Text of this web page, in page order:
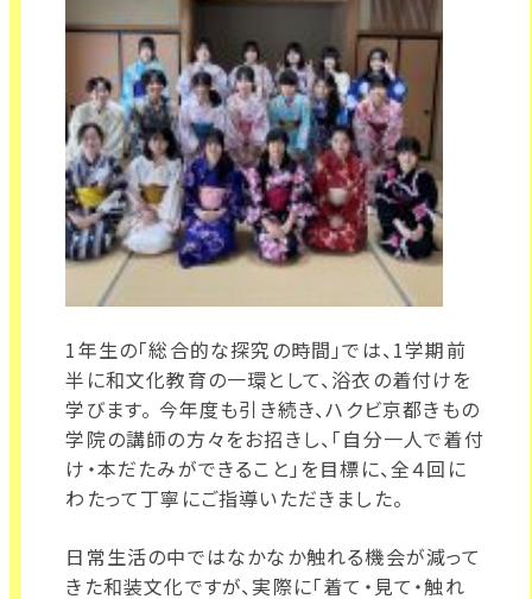
1年生の「総合的な探究の時間」では、1学期前
半に和文化教育の一環として、浴衣の着付けを
学びます。 今年度も引き続き、ハクビ京都きもの
学院の講師の方々をお招きし、「自分一人で着付
け・本だたみができること」を目標に、全４回に
わたって丁寧にご指導いただきました。
日常生活の中ではなかなか触れる機会が減って
きた和装文化ですが、実際に「着て・見て・触れ